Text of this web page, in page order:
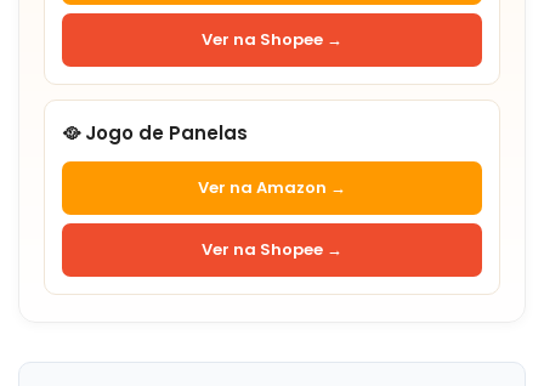
Ver na Shopee →
🥘 Jogo de Panelas
Ver na Amazon →
Ver na Shopee →